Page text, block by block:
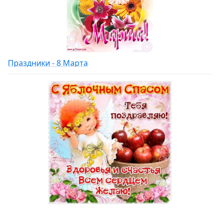
Праздники - 8 Марта